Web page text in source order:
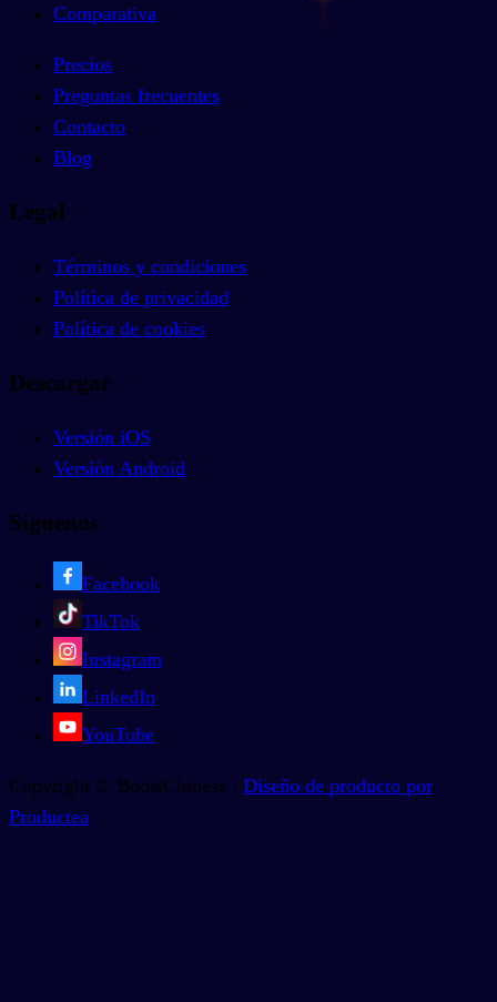
Comparativa
Precios
Preguntas frecuentes
Contacto
Blog
Legal
Términos y condiciones
Política de privacidad
Política de cookies
Descargar
Versión iOS
Versión Android
Síguenos
Facebook
TikTok
Instagram
LinkedIn
YouTube
Copyright © BoostChinese | Diseño de producto por
Productea